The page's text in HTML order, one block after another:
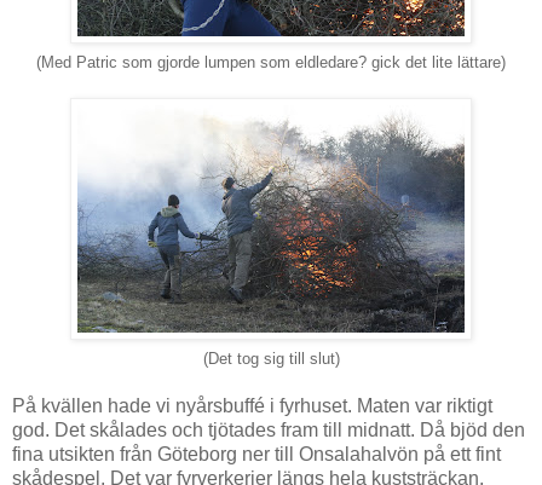
(Med Patric som gjorde lumpen som eldledare? gick det lite lättare)
(Det tog sig till slut)
På kvällen hade vi nyårsbuffé i fyrhuset. Maten var riktigt
god. Det skålades och tjötades fram till midnatt. Då bjöd den
fina utsikten från Göteborg ner till Onsalahalvön på ett fint
skådespel. Det var fyrverkerier längs hela kuststräckan.